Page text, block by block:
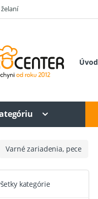
Úvod
Varné zariadenia, pece
kategórie